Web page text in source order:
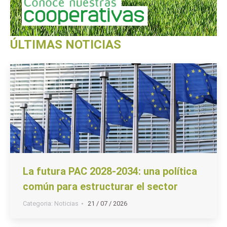
ÚLTIMAS NOTICIAS
La futura PAC 2028-2034: una política
común para estructurar el sector
Categoria: Noticias 21 / 07 / 2026